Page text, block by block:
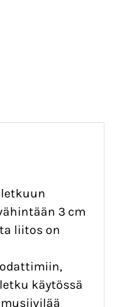
3 cm
liitos on
käytössä